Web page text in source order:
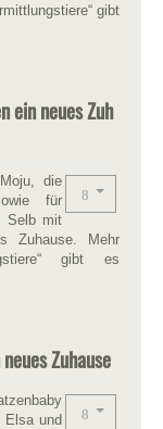
gibt
ein neues Zuh
die
für
Selb mit
Zuhause. Mehr
gibt es
Zuhause
Elsa und